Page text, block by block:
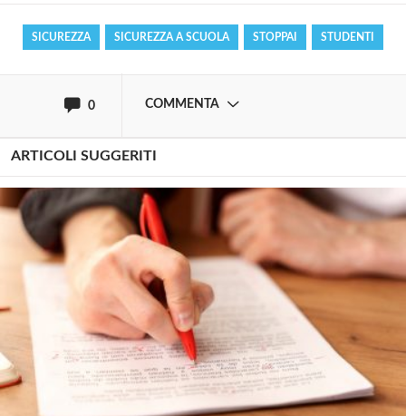
SICUREZZA SICUREZZA A SCUOLA STOPPAI STUDENTI
0 COMMENTA
ARTICOLI SUGGERITI